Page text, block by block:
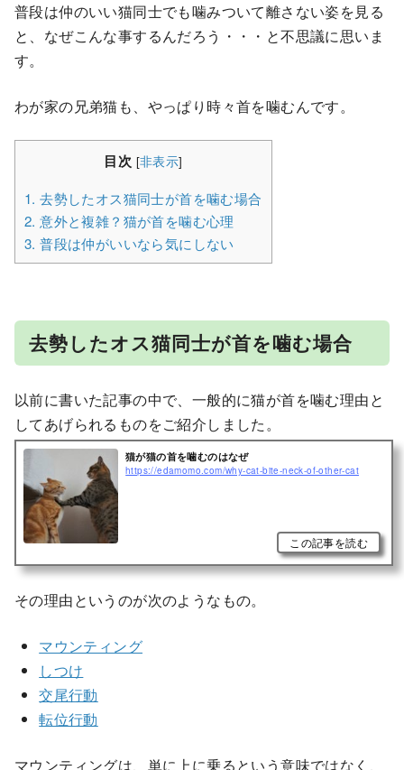
普段は仲のいい猫同士でも噛みついて離さない姿を見る
と、なぜこんな事するんだろう・・・と不思議に思いま
す。
わが家の兄弟猫も、やっぱり時々首を噛むんです。
目次 [非表示]
1. 去勢したオス猫同士が首を噛む場合
2. 意外と複雑？猫が首を噛む心理
3. 普段は仲がいいなら気にしない
去勢したオス猫同士が首を噛む場合
以前に書いた記事の中で、一般的に猫が首を噛む理由と
してあげられるものをご紹介しました。
猫が猫の首を噛むのはなぜ
https://edamomo.com/why-cat-bite-neck-of-other-cat
この記事を読む
その理由というのが次のようなもの。
マウンティング
しつけ
交尾行動
転位行動
マウンティングは、単に上に乗るという意味ではなく、